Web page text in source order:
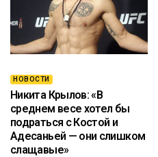
НОВОСТИ
Никита Крылов: «В
среднем весе хотел бы
подраться с Костой и
Адесаньей — они слишком
слащавые»